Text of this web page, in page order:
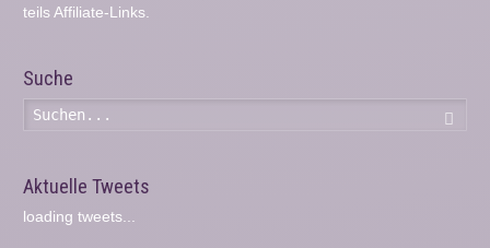
teils Affiliate-Links.
Suche
Aktuelle Tweets
loading tweets...